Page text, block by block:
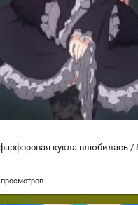
кукла влюбилась /